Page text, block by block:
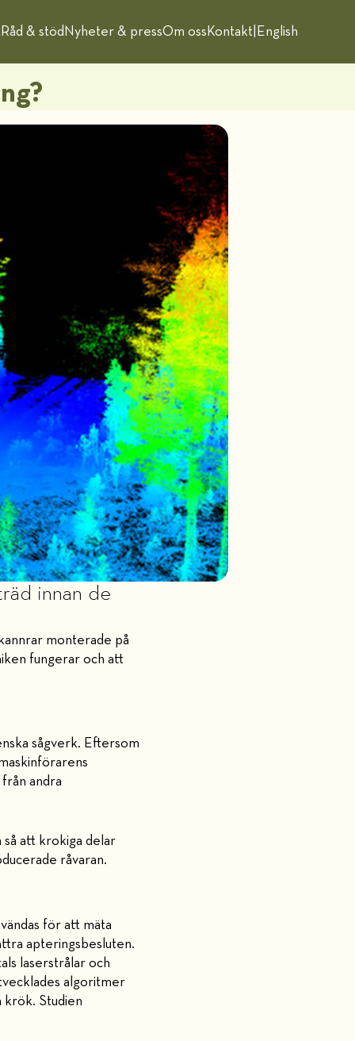
Råd & stöd Nyheter & pressOm oss Kontakt English
innan de
monterade på
fungerar och att
sågverk. Eftersom
andra
så att krokiga delar
råvaran.
för att mäta
apteringsbesluten.
laserstrålar och
algoritmer
krök. Studien